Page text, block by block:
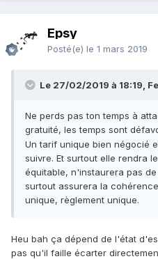
Epsy
Posté(e) le 1 mars 2019
Le 27/02/2019 à 18:19,
Ne perds pas ton temps à
gratuité, les temps sont
Un tarif unique bien négocié
suivre. Et surtout elle rendra
équitable, n'instaurera pas
surtout assurera la
unique, règlement unique.
Heu bah ça dépend de l'état
pas qu'il faille écarter